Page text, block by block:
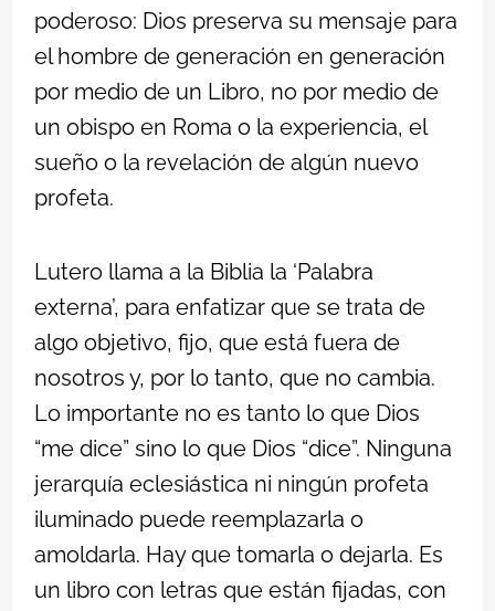
poderoso: Dios preserva su mensaje para
el hombre de generación en generación
por medio de un Libro, no por medio de
un obispo en Roma o la experiencia, el
sueño o la revelación de algún nuevo
profeta.
Lutero llama a la Biblia la ‘Palabra
externa’, para enfatizar que se trata de
algo objetivo, fijo, que está fuera de
nosotros y, por lo tanto, que no cambia.
Lo importante no es tanto lo que Dios
“me dice” sino lo que Dios “dice”. Ninguna
jerarquía eclesiástica ni ningún profeta
iluminado puede reemplazarla o
amoldarla. Hay que tomarla o dejarla. Es
un libro con letras que están fijadas, con